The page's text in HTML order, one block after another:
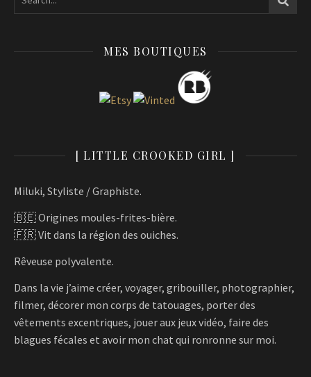
MES BOUTIQUES
[ LITTLE CROOKED GIRL ]
Miluki, Styliste / Graphiste.
🇧🇪 Origines moules-frites-bière.
🇫🇷 Vit dans la région des ouiches.
Rêveuse polyvalente.
Dans la vie j’aime créer, voyager, gribouiller, photographier,
filmer, décorer mon corps de tatouages, porter des
vêtements excentriques, jouer aux jeux vidéo, faire des
blagues fécales et avoir mon chat qui ronronne sur moi.